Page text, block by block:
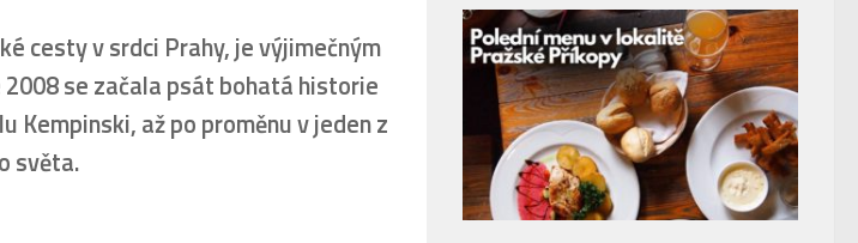
cesty v srdci Prahy, je výjimečným
se začala psát bohatá historie
Kempinski, až po proměnu v jeden z
světa.